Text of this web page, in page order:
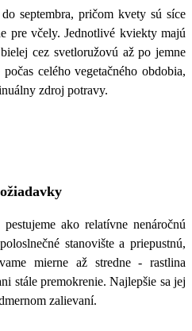
septembra, pričom kvety sú síce
pre včely. Jednotlivé kviekty majú
cez svetloružovú až po jemne
celého vegetačného obdobia,
zdroj potravy.
pestujeme ako relatívne nenáročnú
stanovište a priepustnú,
mierne až stredne - rastlina
stále premokrenie. Najlepšie sa jej
zalievaní.